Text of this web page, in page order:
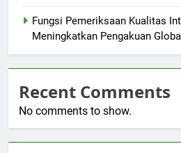
Fungsi Pemeriksaan Kualitas
Meningkatkan Pengakuan Global
Recent Comments
No comments to show.